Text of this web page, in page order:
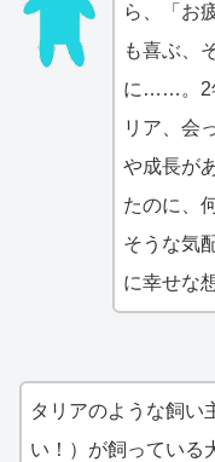
ら、「お
も喜ぶ、
に……。2
リア、会
や成長が
たのに、
そうな気
に幸せな
タリアのような飼い
い！）が飼っている